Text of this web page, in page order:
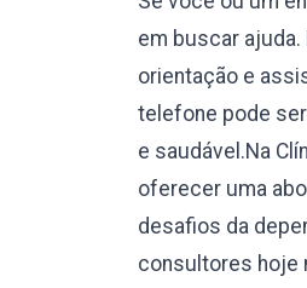
em buscar
orientação e
telefone pode
e saudável.Na
oferecer uma
desafios da
consultores hoje